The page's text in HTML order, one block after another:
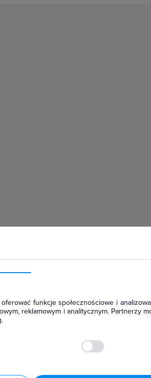
funkcje społecznościowe i
reklamowym i analitycznym. Partnerzy